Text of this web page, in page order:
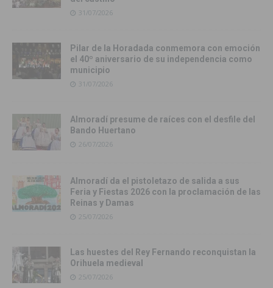
31/07/2026
Pilar de la Horadada conmemora con emoción
el 40º aniversario de su independencia como
municipio
31/07/2026
Almoradí presume de raíces con el desfile del
Bando Huertano
26/07/2026
Almoradí da el pistoletazo de salida a sus
Feria y Fiestas 2026 con la proclamación de las
Reinas y Damas
25/07/2026
Las huestes del Rey Fernando reconquistan la
Orihuela medieval
25/07/2026